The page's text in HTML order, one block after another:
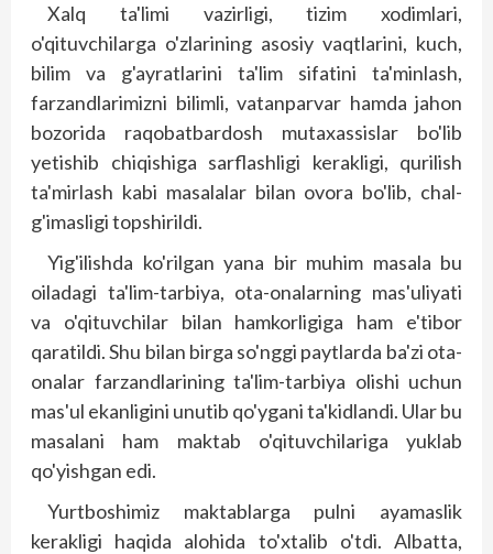
Xalq ta'limi vazirligi, tizim xodimlari,
o'qituvchilarga o'zlarining asosiy vaqtlarini, kuch,
bilim va g'ayratlarini ta'lim sifatini ta'minlash,
farzandlarimizni bilimli, vatanparvar hamda jahon
bozorida raqobatbardosh mutaxassislar bo'lib
yetishib chiqishiga sarflashligi kerakligi, qurilish
ta'mirlash kabi masalalar bilan ovora bo'lib, chal­
g'imasligi topshirildi.
Yig'ilishda ko'rilgan yana bir muhim masala bu
oiladagi ta'lim-tarbiya, ota-onalarning mas'uliyati
va o'qituvchilar bilan hamkorligiga ham e'tibor
qaratildi. Shu bilan birga so'nggi paytlarda ba'zi ota-
onalar farzandlarining ta'lim-tarbiya olishi uchun
mas'ul ekanligini unutib qo'ygani ta'kidlandi. Ular bu
masalani ham maktab o'qituvchilariga yuklab
qo'yishgan edi.
Yurtboshimiz maktablarga pulni ayamaslik
kerakligi haqida alohida to'xtalib o'tdi. Albatta,